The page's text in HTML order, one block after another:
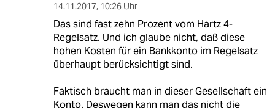
14.11.2017, 10:26 Uhr
Das sind fast zehn Prozent vom Hartz 4-
Regelsatz. Und ich glaube nicht, daß diese
hohen Kosten für ein Bankkonto im Regelsatz
überhaupt berücksichtigt sind.
Faktisch braucht man in dieser Gesellschaft ein
Konto. Deswegen kann man das nicht die